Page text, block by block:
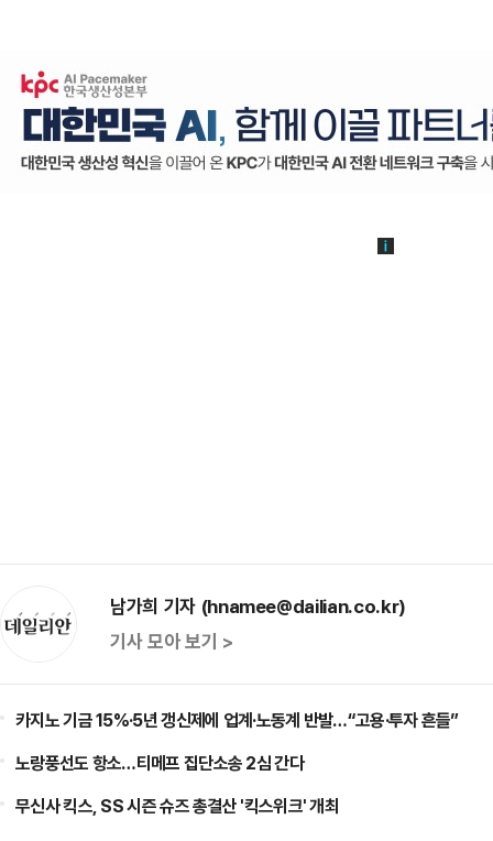
남가희 기자 (hnamee@dailian.co.kr)
기사 모아 보기 >
카지노 기금 15%·5년 갱신제에 업계·노동계 반발…“고용·투자 흔들”
노랑풍선도 항소…티메프 집단소송 2심 간다
무신사 킥스, SS 시즌 슈즈 총결산 '킥스위크' 개최